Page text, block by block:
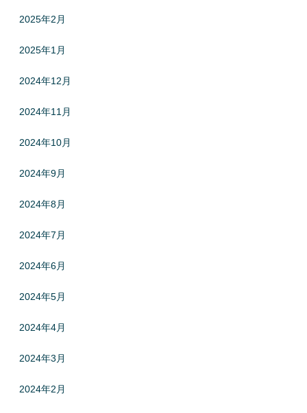
2025年2月
2025年1月
2024年12月
2024年11月
2024年10月
2024年9月
2024年8月
2024年7月
2024年6月
2024年5月
2024年4月
2024年3月
2024年2月